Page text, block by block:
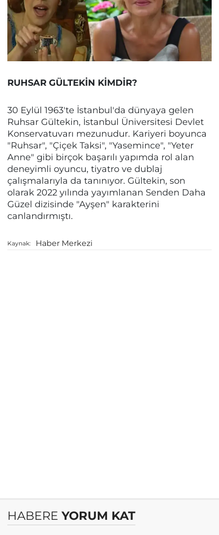
RUHSAR GÜLTEKİN KİMDİR?
30 Eylül 1963'te İstanbul'da dünyaya gelen
Ruhsar Gültekin, İstanbul Üniversitesi Devlet
Konservatuvarı mezunudur. Kariyeri boyunca
"Ruhsar", "Çiçek Taksi", "Yasemince", "Yeter
Anne" gibi birçok başarılı yapımda rol alan
deneyimli oyuncu, tiyatro ve dublaj
çalışmalarıyla da tanınıyor. Gültekin, son
olarak 2022 yılında yayımlanan Senden Daha
Güzel dizisinde "Ayşen" karakterini
canlandırmıştı.
Kaynak: Haber Merkezi
HABERE YORUM KAT